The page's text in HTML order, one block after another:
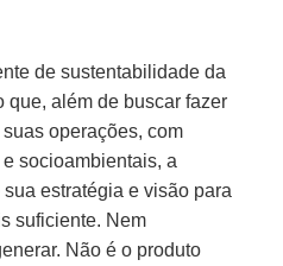
de sustentabilidade da
que, além de buscar fazer
operações, com
socioambientais, a
estratégia e visão para
suficiente. Nem
Não é o produto